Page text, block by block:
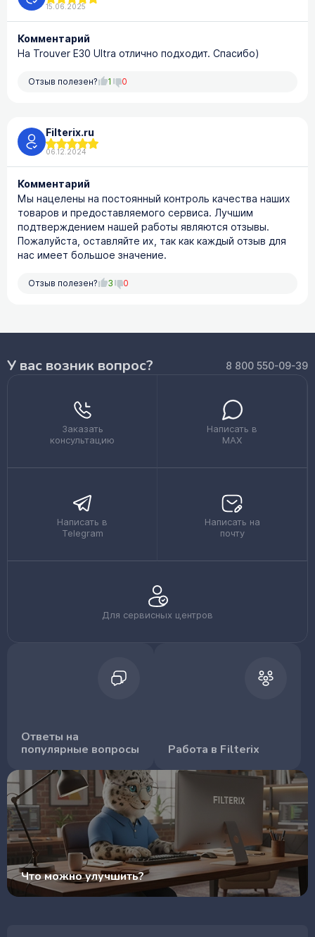
15.06.2025
Комментарий
На Trouver E30 Ultra отлично подходит. Спасибо)
Отзыв полезен? 1 0
Filterix.ru
06.12.2024
Комментарий
Мы нацелены на постоянный контроль качества наших
товаров и предоставляемого сервиса. Лучшим
подтверждением нашей работы являются отзывы.
Пожалуйста, оставляйте их, так как каждый отзыв для
нас имеет большое значение.
Отзыв полезен? 3 0
У вас возник вопрос? 8 800 550-09-39
Заказать
консультацию
Написать в
MAX
Написать в
Telegram
Написать на
почту
Для сервисных центров
Ответы на
популярные вопросы
Работа в Filterix
Что можно улучшить?